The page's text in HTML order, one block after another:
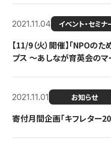
2021.11.04 イベント・セミナ
【11/9（火）開催】「NPOの
プス 〜あしなが育英会のマ
2021.11.01 お知らせ
寄付月間企画「キフレター